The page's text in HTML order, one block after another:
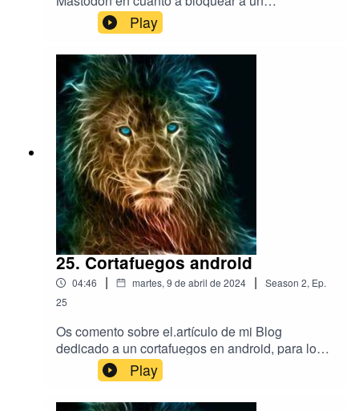
determinado usuario respecto a bloquear
dominios, así como el silenciar. Aparte os
comento de los mensajes nuevos que pusieron
que lo aclaran mucho mejor.
Play
25. Cortafuegos android
04:46 | martes, 9 de abril de 2024 | Season 2, Ep.
25
Os comento sobre el.artículo de mi Blog
dedicado a un cortafuegos en android, para los
dispositivos que no traigan bloqueo de
conexiones de red para apps.Mejor visitar mi
Blog c3po.website al respecto.
Play